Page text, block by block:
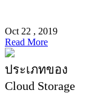
Oct 22 , 2019
Read More
ประเภทของ
Cloud Storage